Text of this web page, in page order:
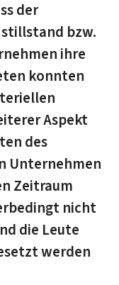
der
bzw.
ihre
konnten
Aspekt
des
Unternehmen
Zeitraum
nicht
die Leute
werden